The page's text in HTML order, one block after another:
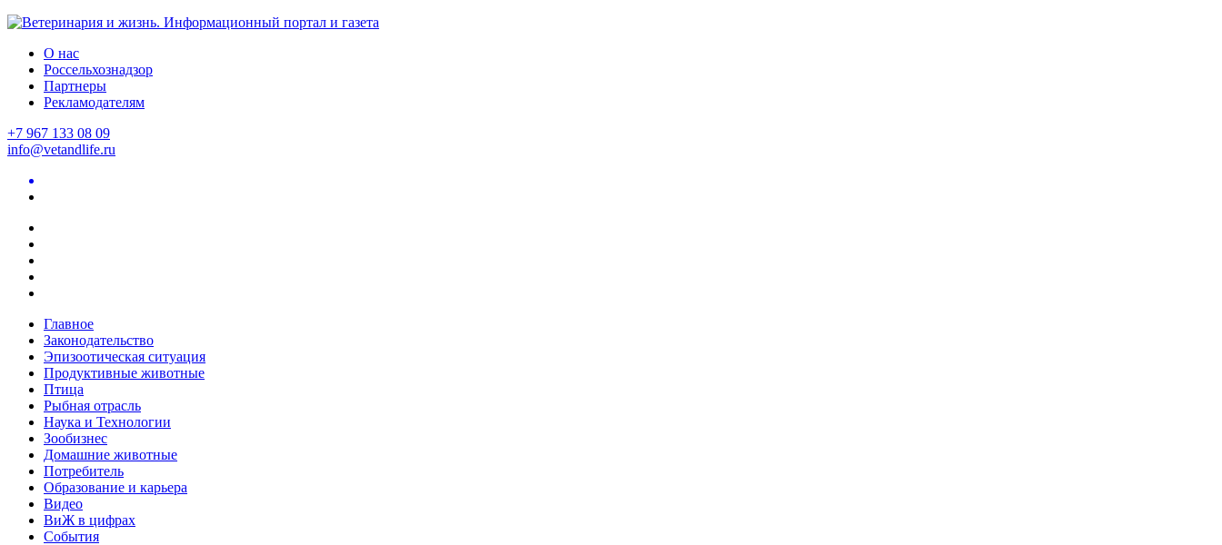
О нас
Россельхознадзор
Партнеры
Рекламодателям
+7 967 133 08 09
info@vetandlife.ru
Главное
Законодательство
Эпизоотическая ситуация
Продуктивные животные
Птица
Рыбная отрасль
Наука и Технологии
Зообизнес
Домашние животные
Потребитель
Образование и карьера
Видео
ВиЖ в цифрах
События